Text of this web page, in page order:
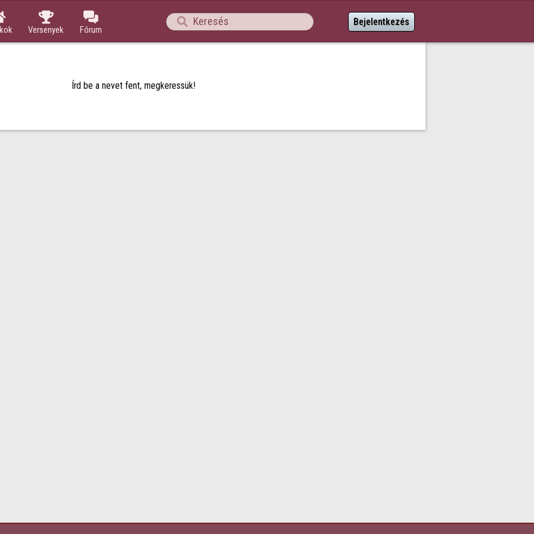

Versenyek

Fórum
 Bejelentkezés
Írd be a nevet fent, megkeressük!